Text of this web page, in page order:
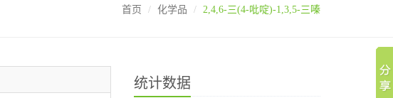
首页 化学品 2,4,6-三(4-吡啶)-1,3,5-三嗪
统计数据